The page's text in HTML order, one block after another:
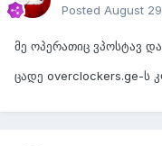
Posted August
მე ოპერათიც ვპოსტავ
ცადე overclockers.ge-ს